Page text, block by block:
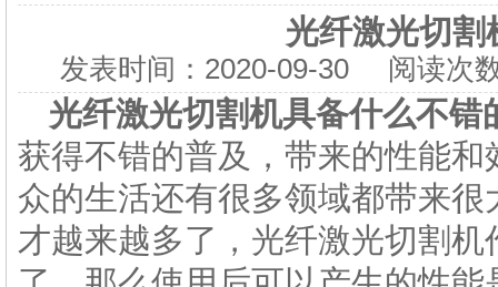
光纤激光切割
发表时间： 2020-09-30阅读次
光纤激光切割机具备什么不错
获得不错的普及，带来的性能
众的生活还有很多领域都带来
才越来越多了，光纤激光切割